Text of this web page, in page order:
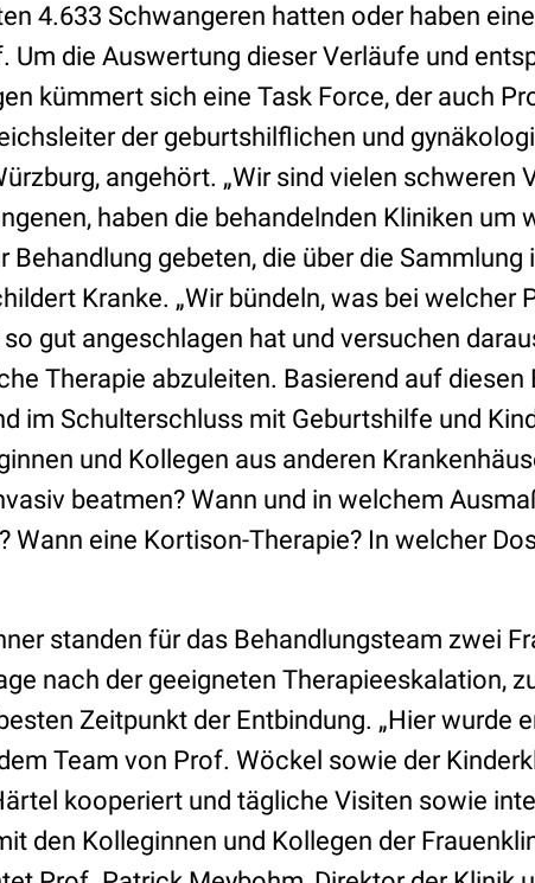
4.633 Schwangeren hatten oder haben
Um die Auswertung dieser Verläufe und
kümmert sich eine Task Force, der auch
der geburtshilflichen und
angehört. „Wir sind vielen schweren
haben die behandelnden Kliniken um
Behandlung gebeten, die über die Sammlung
Kranke. „Wir bündeln, was bei welcher
gut angeschlagen hat und versuchen
Therapie abzuleiten. Basierend auf diesen
im Schulterschluss mit Geburtshilfe und
und Kollegen aus anderen
beatmen? Wann und in welchem
Wann eine Kortison-Therapie? In welcher
standen für das Behandlungsteam zwei
nach der geeigneten Therapieeskalation,
Zeitpunkt der Entbindung. „Hier wurde
Team von Prof. Wöckel sowie der
kooperiert und tägliche Visiten sowie
den Kolleginnen und Kollegen der